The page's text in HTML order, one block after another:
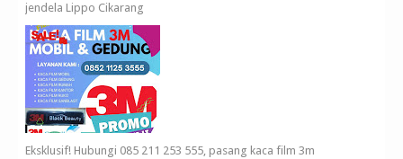
jendela Lippo Cikarang
Eksklusif! Hubungi 085 211 253 555, pasang kaca film 3m